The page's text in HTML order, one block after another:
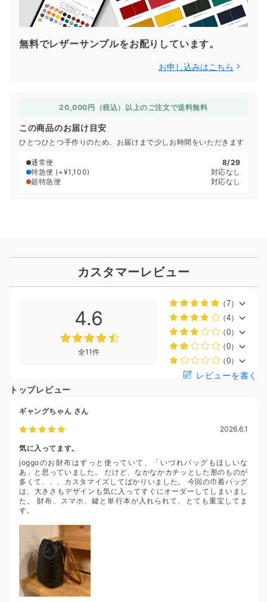
無料でレザーサンプルをお配りしています。
お申し込みはこちら
20,000円（税込）以上のご注文で送料無料
この商品のお届け目安
ひとつひとつ手作りのため、お届けまで少しお時間をいただきます
通常便
8/29
特急便 (+¥1,100)
対応なし
超特急便
対応なし
カスタマーレビュー
4.6
全11件
（7）
（4）
（0）
（0）
（0）
レビューを書く
トップレビュー
ギャングちゃん さん
2026.6.1
気に入ってます。
joggoのお財布はずっと使っていて、「いづれバッグもほしいな
あ」と思っていました。 だけど、なかなかカチッとした形のものが
多くて、、、カスタマイズしてばかりいました。 今回の巾着バッグ
は、大きさもデザインも気に入ってすぐにオーダーしてしまいまし
た。 財布、スマホ、鍵と単行本が入れられて、とても重宝してま
す。